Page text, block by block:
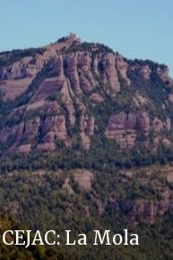
CEJAC: La Mola